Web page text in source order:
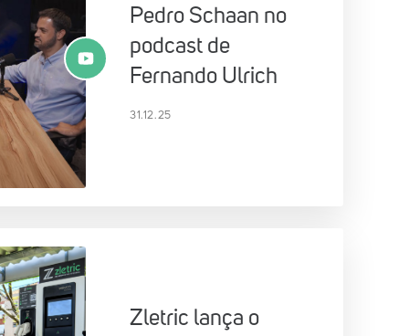
Pedro Schaan no
podcast de
Fernando Ulrich
31.12.25
Zletric lança o